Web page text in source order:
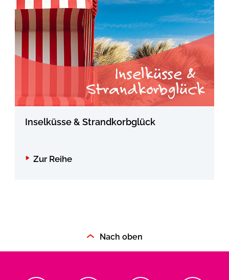
Inselküsse & Strandkorbglück
Zur Reihe
Nach oben